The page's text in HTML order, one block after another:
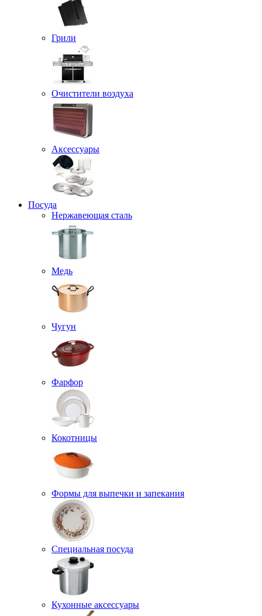
Грили
Очистители воздуха
Аксессуары
Посуда
Нержавеющая сталь
Медь
Чугун
Фарфор
Кокотницы
Формы для выпечки и запекания
Специальная посуда
Кухонные аксессуары